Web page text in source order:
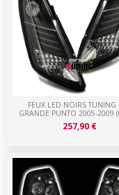
FEUX LED NOIRS TUNING
GRANDE PUNTO 2005-2009
257,90 €